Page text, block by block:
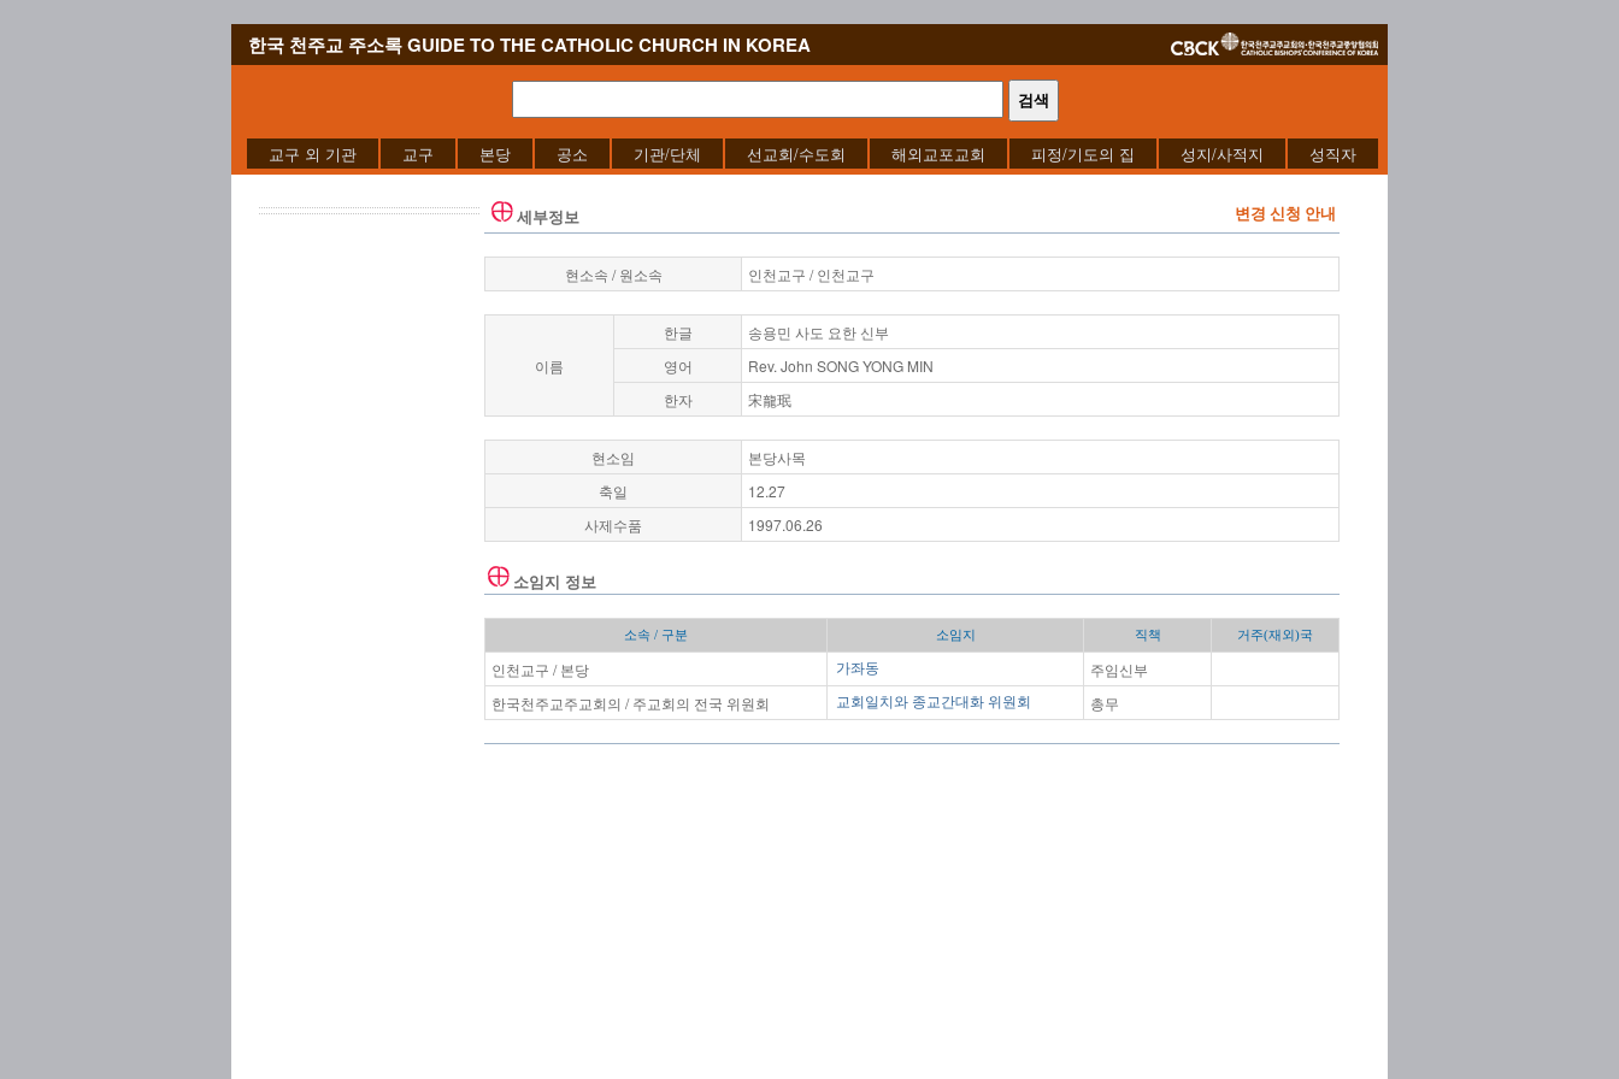
한국 천주교 주소록 GUIDE TO THE CATHOLIC CHURCH IN KOREA
교구 외 기관 교구 본당 공소 기관/단체 선교회/수도회 해외교포교회 피정/기도의 집 성지/사적지 성직자
세부정보 변경 신청 안내
현소속 / 원소속 인천교구 / 인천교구
이름
한글
송용민 사도 요한 신부
영어
Rev. John SONG YONG MIN
한자
宋龍珉
현소임
본당사목
축일
12.27
사제수품
1997.06.26
소임지 정보
소속 / 구분 소임지 직책 거주(재외)국
인천교구 / 본당 가좌동
주임신부
한국천주교주교회의 / 주교회의 전국 위원회
교회일치와 종교간대화 위원회 총무